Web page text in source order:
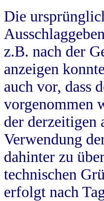
Die
z.B. nach der
anzeigen
auch vor, dass
vorgenommen
der derzeitigen
Verwendung
dahinter zu
technischen
erfolgt nach